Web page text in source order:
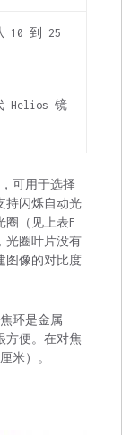
10 到 25
Helios 镜
可用于选择
持闪烁自动光
圈（见上表F
光圈叶片没有
图像的对比度
环是金属
方便。在对焦
米）。